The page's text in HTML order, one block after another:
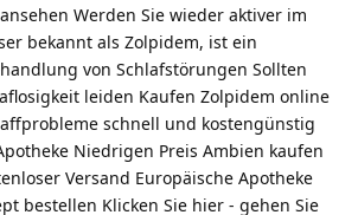
Werden Sie wieder aktiver im
bekannt als Zolpidem, ist ein
von Schlafstörungen Sollten
leiden Kaufen Zolpidem online
schnell und kostengünstig
Niedrigen Preis Ambien kaufen
Versand Europäische Apotheke
bestellen Klicken Sie hier - gehen Sie